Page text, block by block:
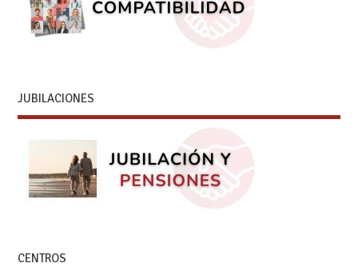
JUBILACIONES
CENTROS